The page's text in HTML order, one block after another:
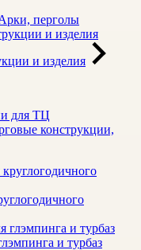
перголы
и изделия
для ТЦ
конструкции,
и турбаз